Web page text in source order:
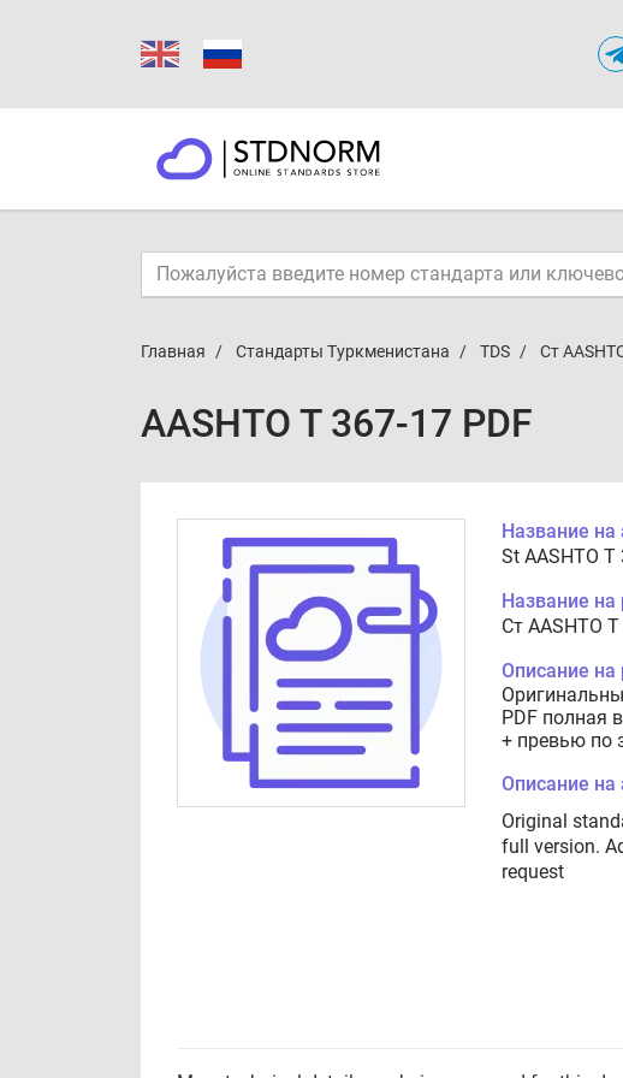
Главная Стандарты Туркменистана TDS Cт
AASHTO T 367-17 PDF
Название на
St AASHTO T
Название на
Cт AASHTO
Описание на
PDF полная
+ превью по
Описание на
Original
full version.
request